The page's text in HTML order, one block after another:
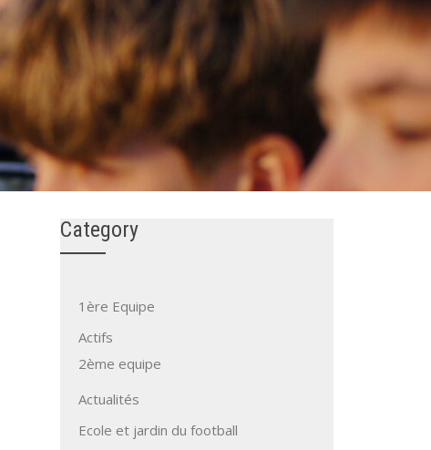
Category
1ère Equipe
Actifs
2ème equipe
Actualités
Ecole et jardin du football